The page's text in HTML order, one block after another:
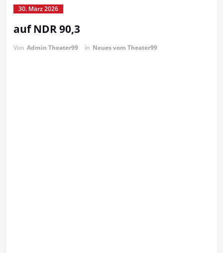
30. März 2026
auf NDR 90,3
Von Admin Theater99 in Neues vom Theater99